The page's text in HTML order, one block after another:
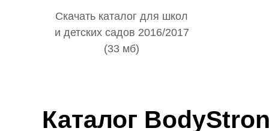
Cкачать каталог для школ
и детских садов 2016/2017
(33 мб)
Каталог